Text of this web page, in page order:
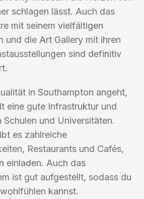
schlagen lässt. Auch das
mit seinem vielfältigen
und die Art Gallery mit ihren
sind definitiv
in Southampton angeht,
eine gute Infrastruktur und
Schulen und Universitäten.
es zahlreiche
Restaurants und Cafés,
einladen. Auch das
ist gut aufgestellt, sodass du
kannst.